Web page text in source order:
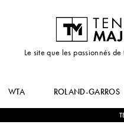
Le site que les passionnés
WTA ROLAND-GARROS